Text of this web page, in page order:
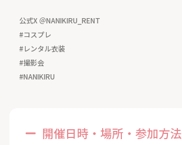
公式X ＠NANIKIRU_RENT
#コスプレ
#レンタル衣装
#撮影会
#NANIKIRU
開催日時・場所・参加方法